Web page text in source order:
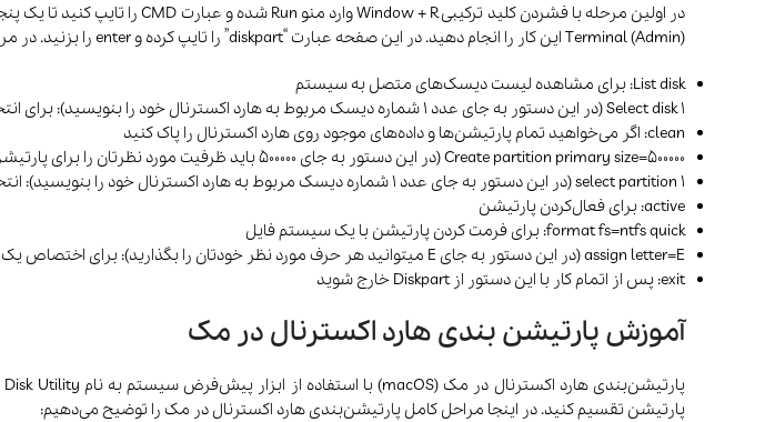
Terminal (Admin) این کار را انجام دهید. در این صفحه عبارت “diskpart” را تایپ کرده و enter را بزنید. در مراحل بعد دستورات زیر را به ترتیب بنویسد:
List disk: برای مشاهده لیست دیسک‌های متصل به سیستم
Select disk 1 (در این دستور به جای عدد 1 شماره دیسک مربوط به هارد اکسترنال خود را بنویسید): برای انتخاب هارد اکسترنال
clean: اگر می‌خواهید تمام پارتیشن‌ها و داده‌های موجود روی هارد اکسترنال را پاک کنید
Create partition primary size=500000 (در این دستور به جای 500000 باید ظرفیت مورد نظرتان را برای پارتیشن برحسب مگابایت وارد کنید): برای ایجاد یک پارتیشن جدید
select partition 1 (در این دستور به جای عدد 1 شماره دیسک مربوط به هارد اکسترنال خود را بنویسید): انتخاب پارتیشن
active: برای فعال‌کردن پارتیشن
format fs=ntfs quick: برای فرمت کردن پارتیشن با یک سیستم فایل
assign letter=E (در این دستور به جای E میتوانید هر حرف مورد نظر خودتان را بگذارید): برای اختصاص یک حرف به پارتیشن
exit: پس از اتمام کار با این دستور از Diskpart خارج شوید
آموزش پارتیشن بندی هارد اکسترنال در مک
پارتیشن تقسیم کنید. در اینجا مراحل کامل پارتیشن‌بندی هارد اکسترنال در مک را توضیح می‌دهیم: